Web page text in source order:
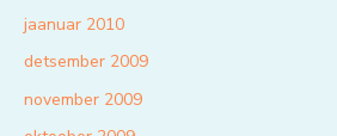
jaanuar 2010
detsember 2009
november 2009